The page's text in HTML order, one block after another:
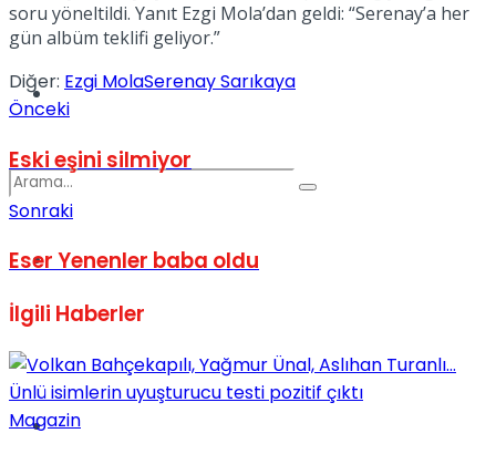
Dünya
Türkiye
Müzik
No Result
View All Result
soru yöneltildi. Yanıt Ezgi Mola’dan geldi: “Serenay’a her
gün albüm teklifi geliyor.”
Diğer: Ezgi MolaSerenay Sarıkaya
Önceki
Eski eşini silmiyor
Sonraki
Eser Yenenler baba oldu
İlgili Haberler
Magazin